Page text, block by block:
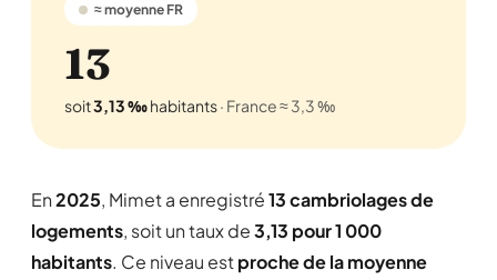
≈ moyenne FR
13
soit3,13 ‰habitants· France ≈ 3,3 ‰
En2025, Mimet a enregistré13 cambriolages de
logements, soit un taux de3,13 pour 1 000
habitants. Ce niveau estproche de la moyenne